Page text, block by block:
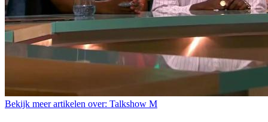
Bekijk meer artikelen over: Talkshow M